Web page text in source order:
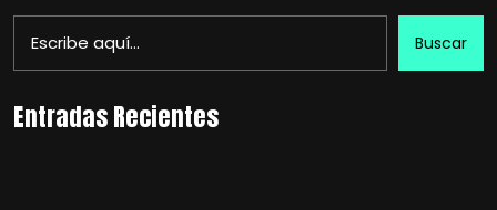
Buscar
Entradas Recientes